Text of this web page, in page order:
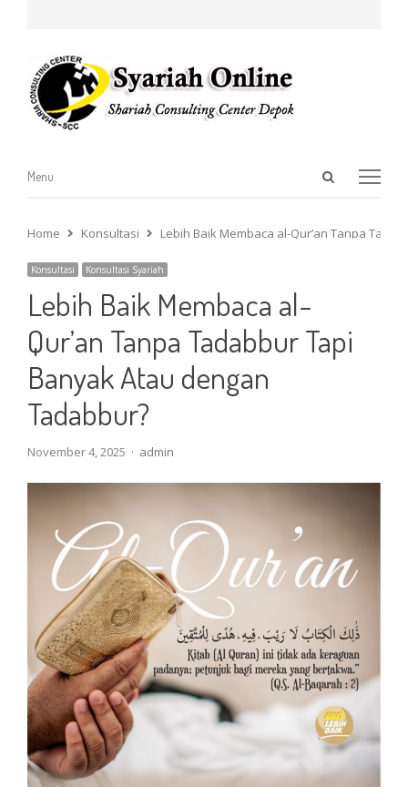
Open
Menu
Menu
Home Konsultasi Lebih Baik Membaca al-Qur’an Tanpa
Konsultasi Konsultasi Syariah
Lebih Baik Membaca al-
Qur’an Tanpa Tadabbur Tapi
Banyak Atau dengan
Tadabbur?
November 4, 2025 Author
admin